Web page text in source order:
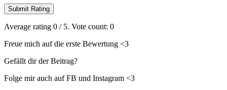
Submit Rating
Average rating 0 / 5. Vote count: 0
Freue mich auf die erste Bewertung <3
Gefällt dir der Beitrag?
Folge mir auch auf FB und Instagram <3